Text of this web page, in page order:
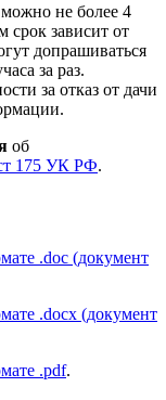
не более 4
срок зависит от
допрашиваться
за раз.
за отказ от дачи
об
ст 175 УК РФ.
.doc (документ
.docx (документ
.pdf.